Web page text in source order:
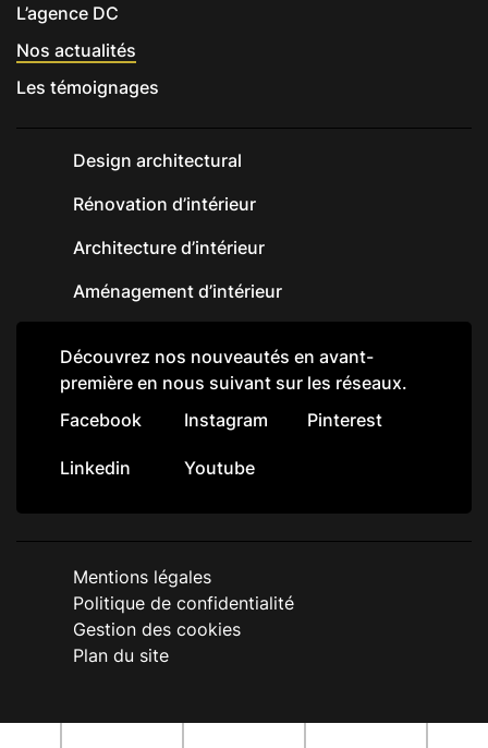
L’agence DC
Nos actualités
Les témoignages
Design architectural
Rénovation d’intérieur
Architecture d’intérieur
Aménagement d’intérieur
Découvrez nos nouveautés en avant-
première en nous suivant sur les réseaux.
Facebook
Instagram Pinterest
Linkedin Youtube
Mentions légales
Politique de confidentialité
Gestion des cookies
Plan du site